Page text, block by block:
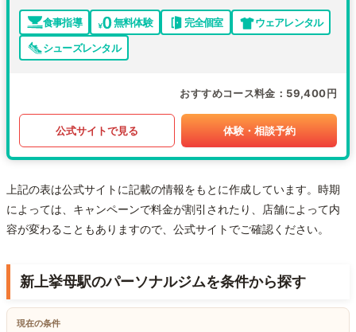
食事指導 無料体験 完全個室
ウェアレンタル
シューズレンタル
おすすめコース料金 59,400円
公式サイトで見る 体験・相談予約
上記の表は公式サイトに記載の情報をもとに作成しています。時期
によっては、キャンペーンで料金が割引されたり、店舗によって内
容が変わることもありますので、公式サイトでご確認ください。
新上挙母駅のパーソナルジムを条件から探す
現在の条件